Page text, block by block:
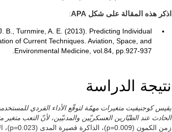
اذكر هذه المقالة على شكل APA :
B., Turnmire, A. E. (2013). Predicting Individual
of Current Techniques. Aviation, Space, and
Environmental Medicine, vol.84, pp.927-937.
نتيجة الدراسة
يقيس كوجنيفيت متغيرات مهمّة لتوقّع الأداء الفردي
الحادث عند الطيّارين العسكريّين والمدنيّين، لأنّ التعب متغير